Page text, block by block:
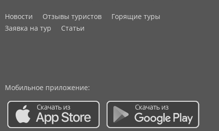
Новости Отзывы туристов
Горящие туры
Заявка на тур
Статьи
Мобильное приложение: